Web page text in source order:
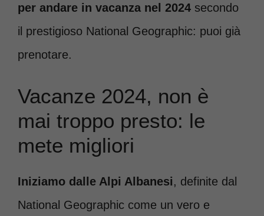
per andare in vacanza nel 2024 secondo
il prestigioso National Geographic: puoi già
prenotare.
Vacanze 2024, non è
mai troppo presto: le
mete migliori
Iniziamo dalle Alpi Albanesi, definite dal
National Geographic come un vero e